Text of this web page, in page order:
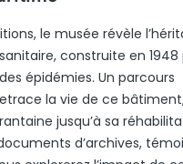
le musée révèle
construite en 1948
épidémies. Un parcours
la vie de ce
jusqu’à sa
d’archives,